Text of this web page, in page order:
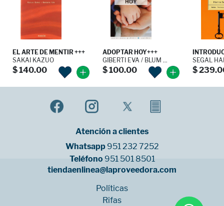
EL ARTE DE MENTIR +++
SAKAI KAZUO
$ 140.00
ADOPTAR HOY+++
GIBERTI EVA / BLUM ...
$ 100.00
SEGAL
$
Atención a clientes
Whatsapp 951 232 7252
Teléfono 951 501 8501
tiendaenlinea@laproveedora.com
Políticas
Rifas